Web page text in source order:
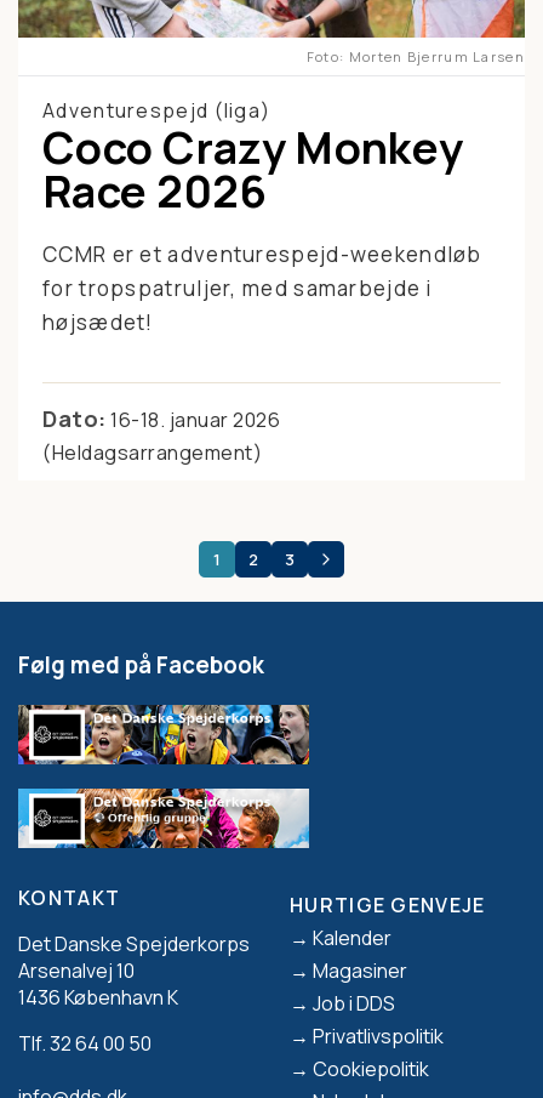
Foto Morten Bjerrum Larsen
Adventurespejd (liga)
Coco Crazy Monkey
Race 2026
CCMR er et adventurespejd-weekendløb
for tropspatruljer, med samarbejde i
højsædet!
Dato: 16-18. januar 2026
(Heldagsarrangement)
1 2 3
Følg med på Facebook
KONTAKT
Det Danske Spejderkorps
Arsenalvej 10
1436 København K
Tlf. 32 64 00 50
Footer
HURTIGE GENVEJE
Kalender
Magasiner
Job i DDS
Privatlivspolitik
Cookiepolitik